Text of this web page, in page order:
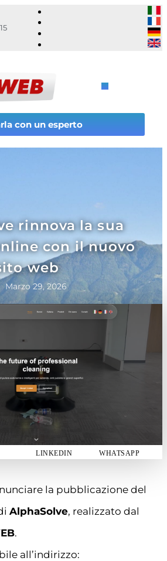
con un esperto
rinnova la sua
con il nuovo
web
Marzo 29, 2026
LINKEDIN WHATSAPP
la pubblicazione del
AlphaSolve, realizzato dal
.
all’indirizzo: